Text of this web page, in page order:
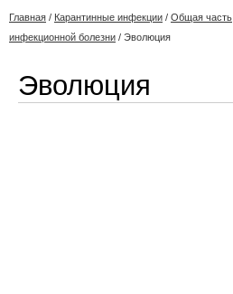
Главная / Карантинные инфекции / Общая часть
инфекционной болезни / Эволюция
Эволюция